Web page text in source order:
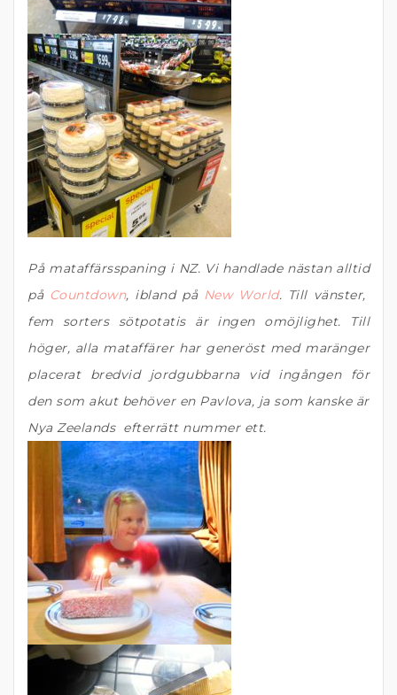
På mataffärsspaning i NZ. Vi handlade nästan alltid
på Countdown, ibland på New World. Till vänster,
fem sorters sötpotatis är ingen omöjlighet. Till
höger, alla mataffärer har generöst med maränger
placerat bredvid jordgubbarna vid ingången för
den som akut behöver en Pavlova, ja som kanske är
Nya Zeelands efterrätt nummer ett.